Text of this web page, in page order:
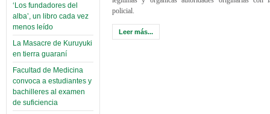
‘Los fundadores del
alba’, un libro cada vez
menos leído
La Masacre de Kuruyuki
en tierra guaraní
Facultad de Medicina
convoca a estudiantes y
bachilleres al examen
de suficiencia
policial.
Leer más...